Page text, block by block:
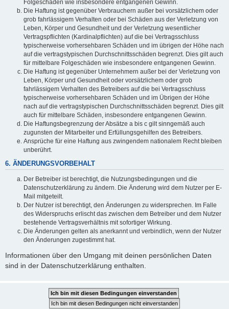
Folgeschäden wie insbesondere entgangenen Gewinn.
Die Haftung ist gegenüber Verbrauchern außer bei vorsätzlichem oder
grob fahrlässigem Verhalten oder bei Schäden aus der Verletzung von
Leben, Körper und Gesundheit und der Verletzung wesentlicher
Vertragspflichten (Kardinalpflichten) auf die bei Vertragsschluss
typischerweise vorhersehbaren Schäden und im übrigen der Höhe nach
auf die vertragstypischen Durchschnittsschäden begrenzt. Dies gilt auch
für mittelbare Folgeschäden wie insbesondere entgangenen Gewinn.
Die Haftung ist gegenüber Unternehmern außer bei der Verletzung von
Leben, Körper und Gesundheit oder vorsätzlichem oder grob
fahrlässigem Verhalten des Betreibers auf die bei Vertragsschluss
typischerweise vorhersehbaren Schäden und im Übrigen der Höhe
nach auf die vertragstypischen Durchschnittsschäden begrenzt. Dies gilt
auch für mittelbare Schäden, insbesondere entgangenen Gewinn.
Die Haftungsbegrenzung der Absätze a bis c gilt sinngemäß auch
zugunsten der Mitarbeiter und Erfüllungsgehilfen des Betreibers.
Ansprüche für eine Haftung aus zwingendem nationalem Recht bleiben
unberührt.
6. ÄNDERUNGSVORBEHALT
Der Betreiber ist berechtigt, die Nutzungsbedingungen und die
Datenschutzerklärung zu ändern. Die Änderung wird dem Nutzer per E-
Mail mitgeteilt.
Der Nutzer ist berechtigt, den Änderungen zu widersprechen. Im Falle
des Widerspruchs erlischt das zwischen dem Betreiber und dem Nutzer
bestehende Vertragsverhältnis mit sofortiger Wirkung.
Die Änderungen gelten als anerkannt und verbindlich, wenn der Nutzer
den Änderungen zugestimmt hat.
Informationen über den Umgang mit deinen persönlichen Daten
sind in der Datenschutzerklärung enthalten.